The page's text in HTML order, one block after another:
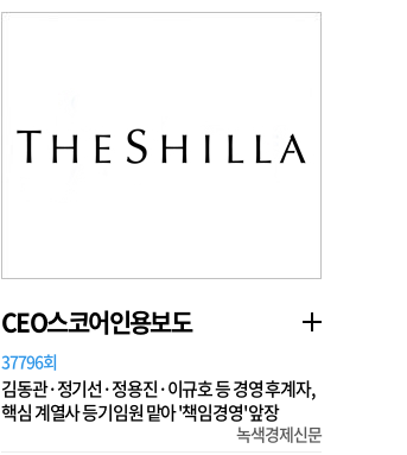
CEO스코어인용보도
37796회
김동관·정기선·정용진·이규호 등 경영 후계자,
핵심 계열사 등기임원 맡아 '책임경영' 앞장
녹색경제신문